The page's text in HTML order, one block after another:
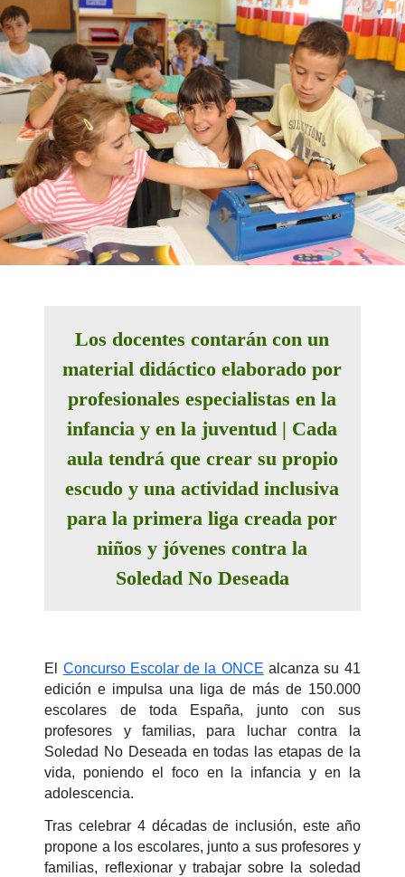
Los docentes contarán con un
material didáctico elaborado por
profesionales especialistas en la
infancia y en la juventud | Cada
aula tendrá que crear su propio
escudo y una actividad inclusiva
para la primera liga creada por
niños y jóvenes contra la
Soledad No Deseada
El Concurso Escolar de la ONCE alcanza su 41
edición e impulsa una liga de más de 150.000
escolares de toda España, junto con sus
profesores y familias, para luchar contra la
Soledad No Deseada en todas las etapas de la
vida, poniendo el foco en la infancia y en la
adolescencia.
Tras celebrar 4 décadas de inclusión, este año
propone a los escolares, junto a sus profesores y
familias, reflexionar y trabajar sobre la soledad